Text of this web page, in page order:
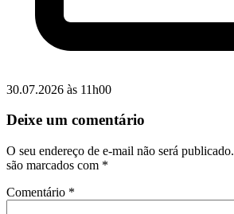
30.07.2026 às 11h00
Deixe um comentário
O seu endereço de e-mail não será publicado.
são marcados com *
Comentário *